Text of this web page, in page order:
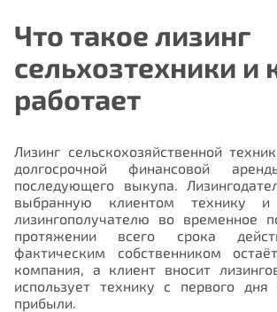
Что такое лизинг
сельхозтехники и
работает
Лизинг сельскохозяйственной
долгосрочной финансовой
последующего выкупа.
выбранную клиентом технику
лизингополучателю во временное
протяжении всего срока
фактическим собственником
компания, а клиент вносит
использует технику с первого дня
прибыли.